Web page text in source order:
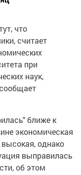
что
считает
при
наук,
ближе к
экономическая
однако
выправилась
об этом